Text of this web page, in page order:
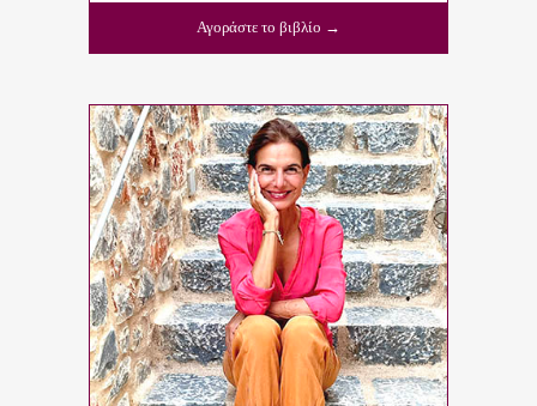
Αγοράστε το βιβλίο →